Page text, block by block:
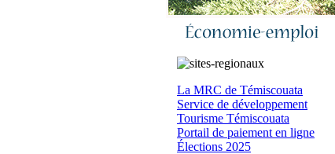
La MRC de Témiscouata
Service de développement
Tourisme Témiscouata
Portail de paiement en ligne
Élections 2025